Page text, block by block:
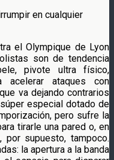
en cualquier
el Olympique de Lyon
son de tendencia
pivote ultra físico,
acelerar ataques con
va dejando contrarios
especial dotado de
pero sufre la
tirarle una pared o, en
, por supuesto, tampoco.
la apertura a la banda